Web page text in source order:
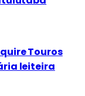
Touros
leiteira